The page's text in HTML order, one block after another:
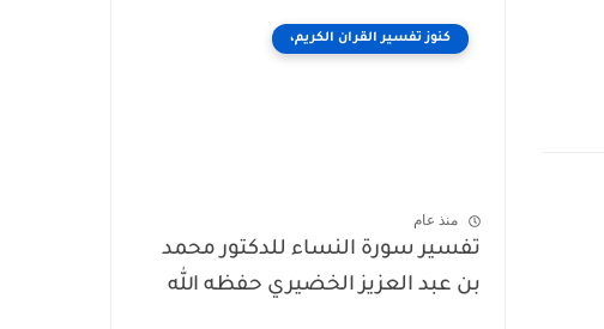
كنوز تفسير القران الكريم،
منذ عام
تفسير سورة النساء للدكتور محمد
بن عبد العزيز الخضيري حفظه الله